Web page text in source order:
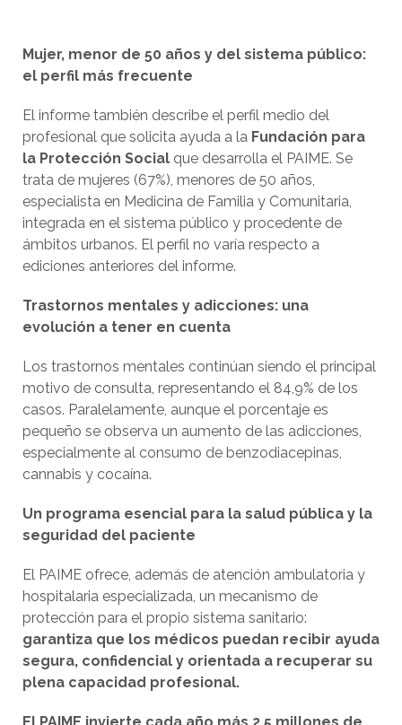
Mujer, menor de 50 años y del sistema público:
el perfil más frecuente
El informe también describe el perfil medio del
profesional que solicita ayuda a la Fundación para
la Protección Social que desarrolla el PAIME. Se
trata de mujeres (67%), menores de 50 años,
especialista en Medicina de Familia y Comunitaria,
integrada en el sistema público y procedente de
ámbitos urbanos. El perfil no varía respecto a
ediciones anteriores del informe.
Trastornos mentales y adicciones: una
evolución a tener en cuenta
Los trastornos mentales continúan siendo el principal
motivo de consulta, representando el 84,9% de los
casos. Paralelamente, aunque el porcentaje es
pequeño se observa un aumento de las adicciones,
especialmente al consumo de benzodiacepinas,
cannabis y cocaína.
Un programa esencial para la salud pública y la
seguridad del paciente
El PAIME ofrece, además de atención ambulatoria y
hospitalaria especializada, un mecanismo de
protección para el propio sistema sanitario:
garantiza que los médicos puedan recibir ayuda
segura, confidencial y orientada a recuperar su
plena capacidad profesional.